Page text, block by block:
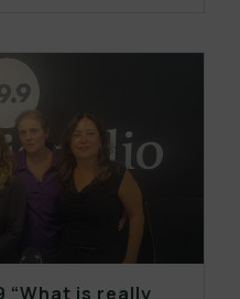
“What is really